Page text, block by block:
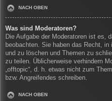
NACH OBEN
Was sind Moderatoren?
Die Aufgabe der Moderatoren ist es,
beobachten. Sie haben das Recht,
und zu löschen und Themen zu
zu teilen. Üblicherweise verhindern
„offtopic“, d. h. etwas nicht zum
bzw. Angreifendes schreiben.
NACH OBEN